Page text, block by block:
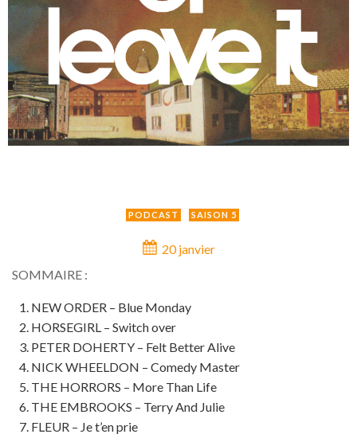
PODCAST SAISON 5
20 janvier
SOMMAIRE :
NEW ORDER – Blue Monday
HORSEGIRL – Switch over
PETER DOHERTY – Felt Better Alive
NICK WHEELDON – Comedy Master
THE HORRORS – More Than Life
THE EMBROOKS – Terry And Julie
FLEUR – Je t’en prie